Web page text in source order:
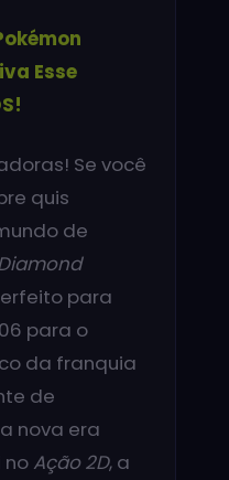
Esse
Se você
quis
de
para
para o
da franquia
de
nova era
no Ação 2D, a